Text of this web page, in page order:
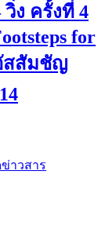
ง ครั้งที่ 4
for
สสัมชัญ
ข่าวสาร